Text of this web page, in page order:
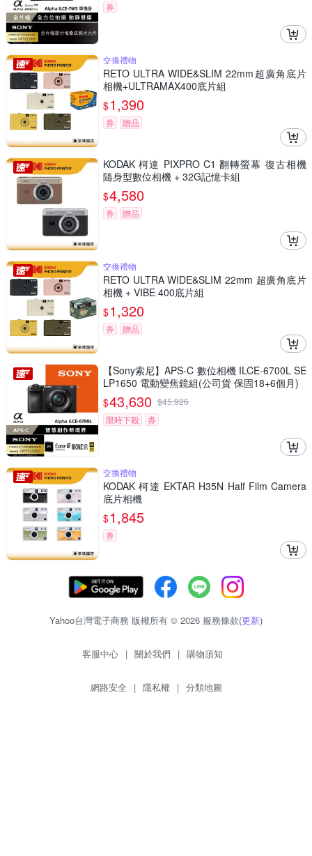
券
交換禮物
RETO ULTRA WIDE&SLIM 22mm超廣角底片
相機+ULTRAMAX400底片組
$1,390
券 贈品
KODAK 柯達 PIXPRO C1 翻轉螢幕 復古相機
隨身型數位相機 + 32G記憶卡組
$4,580
券 贈品
交換禮物
RETO ULTRA WIDE&SLIM 22mm 超廣角底片
相機 + VIBE 400底片組
$1,320
券 贈品
【Sony索尼】APS-C 數位相機 ILCE-6700L SE
LP1650 電動變焦鏡組(公司貨 保固18+6個月)
$43,630 $45,926
限時下殺
券
交換禮物
KODAK 柯達 EKTAR H35N Half Film Camera
底片相機
$1,845
券
Yahoo台灣電子商務 版權所有 © 2026 服務條款(更新)
客服中心 | 關於我們 | 購物須知
網路安全 | 隱私權 | 分類地圖